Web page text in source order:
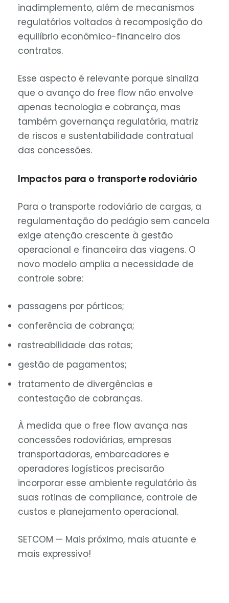
inadimplemento, além de mecanismos
regulatórios voltados à recomposição do
equilíbrio econômico-financeiro dos
contratos.
Esse aspecto é relevante porque sinaliza
que o avanço do free flow não envolve
apenas tecnologia e cobrança, mas
também governança regulatória, matriz
de riscos e sustentabilidade contratual
das concessões.
Impactos para o transporte rodoviário
Para o transporte rodoviário de cargas, a
regulamentação do pedágio sem cancela
exige atenção crescente à gestão
operacional e financeira das viagens. O
novo modelo amplia a necessidade de
controle sobre:
passagens por pórticos;
conferência de cobrança;
rastreabilidade das rotas;
gestão de pagamentos;
tratamento de divergências e
contestação de cobranças.
À medida que o free flow avança nas
concessões rodoviárias, empresas
transportadoras, embarcadores e
operadores logísticos precisarão
incorporar esse ambiente regulatório às
suas rotinas de compliance, controle de
custos e planejamento operacional.
SETCOM — Mais próximo, mais atuante e
mais expressivo!